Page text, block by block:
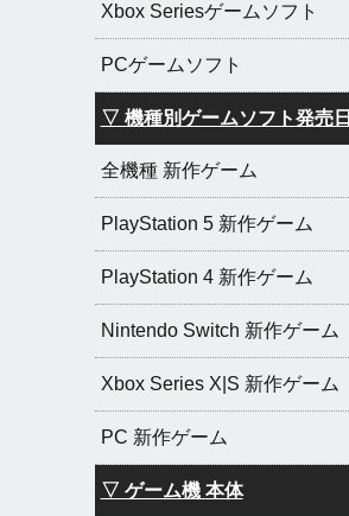
Xbox Seriesゲームソフト
PCゲームソフト
▽ 機種別ゲームソフト発売日
全機種 新作ゲーム
PlayStation 5 新作ゲーム
PlayStation 4 新作ゲーム
Nintendo Switch 新作ゲーム
Xbox Series X|S 新作ゲーム
PC 新作ゲーム
▽ ゲーム機 本体